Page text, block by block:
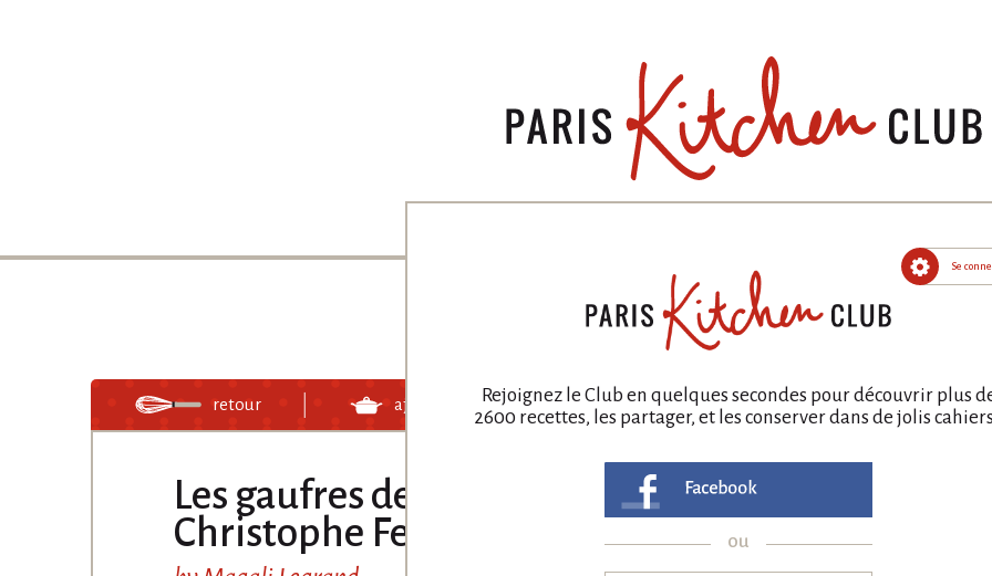
thèmes aide
retour ajouter à un cahier ajouter à mon menu
Les gaufres de
Christophe Felder
Se
Rejoignez le Club en quelques secondes pour découvrir plus
2600 recettes, les partager, et les conserver dans de jolis
ou